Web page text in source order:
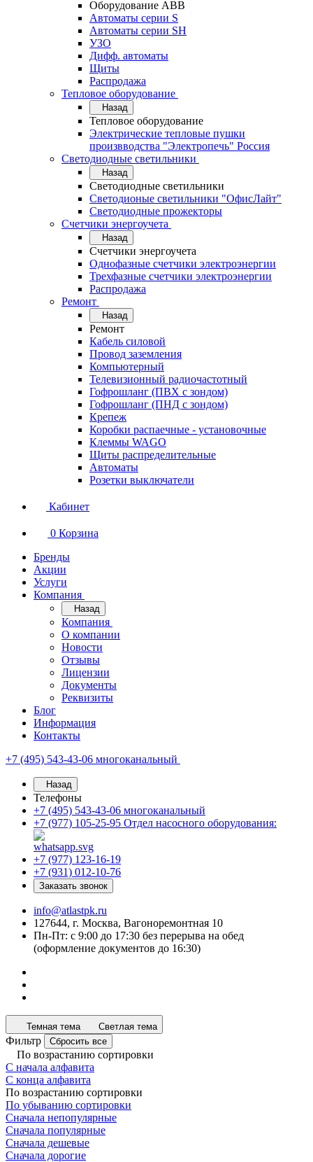
Оборудование АВВ
Автоматы серии S
Автоматы серии SH
УЗО
Дифф. автоматы
Щиты
Распродажа
Тепловое оборудование
Назад
Тепловое оборудование
Электрические тепловые пушки
произвводства "Электропечь" Россия
Светодиодные светильники
Назад
Светодиодные светильники
Светодионые светильники "ОфисЛайт"
Светодиодные прожекторы
Счетчики энергоучета
Назад
Счетчики энергоучета
Однофазные счетчики электроэнергии
Трехфазные счетчики электроэнергии
Распродажа
Ремонт
Назад
Ремонт
Кабель силовой
Провод заземления
Компьютерный
Телевизионный радиочастотный
Гофрошланг (ПВХ с зондом)
Гофрошланг (ПНД с зондом)
Крепеж
Коробки распаечные - установочные
Клеммы WAGO
Щиты распределительные
Автоматы
Розетки выключатели
Кабинет
0 Корзина
Бренды
Акции
Услуги
Компания
Назад
Компания
О компании
Новости
Отзывы
Лицензии
Документы
Реквизиты
Блог
Информация
Контакты
+7 (495) 543-43-06 многоканальный
Назад
Телефоны
+7 (495) 543-43-06 многоканальный
+7 (977) 105-25-95 Отдел насосного оборудования:
+7 (977) 123-16-19
+7 (931) 012-10-76
Заказать звонок
info@atlastpk.ru
127644, г. Москва, Вагоноремонтная 10
Пн-Пт: с 9:00 до 17:30 без перерыва на обед
(оформление документов до 16:30)
Темная тема Светлая тема
Фильтр Сбросить все
По возрастанию сортировки
С начала алфавита
С конца алфавита
По возрастанию сортировки
По убыванию сортировки
Сначала непопулярные
Сначала популярные
Сначала дешевые
Сначала дорогие